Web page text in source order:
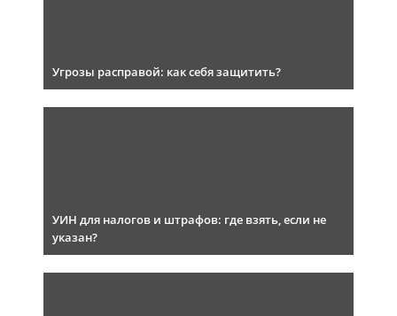
Угрозы расправой: как себя защитить?
УИН для налогов и штрафов: где взять, если не
указан?